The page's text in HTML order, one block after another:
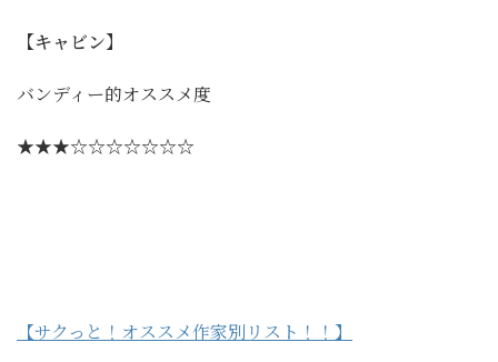
【キャビン】
バンディー的オススメ度
★★★☆☆☆☆☆☆☆
【サクっと！オススメ作家別リスト！！】